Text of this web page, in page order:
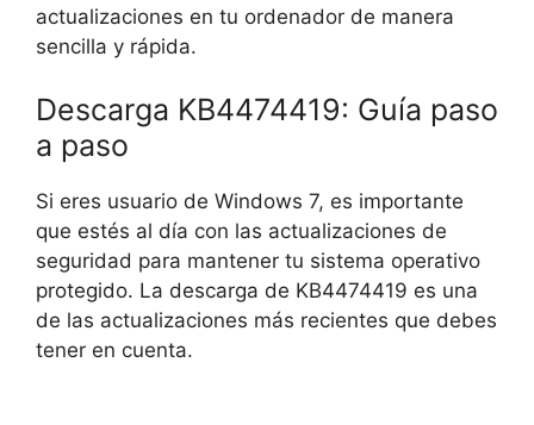
actualizaciones en tu ordenador de manera
sencilla y rápida.
Descarga KB4474419: Guía paso
a paso
Si eres usuario de Windows 7, es importante
que estés al día con las actualizaciones de
seguridad para mantener tu sistema operativo
protegido. La descarga de KB4474419 es una
de las actualizaciones más recientes que debes
tener en cuenta.